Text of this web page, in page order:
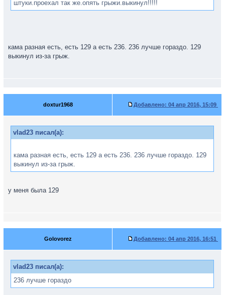
штуки.проехал так же.опять грыжи.выкинул!!!!!
кама разная есть, есть 129 а есть 236. 236 лучше гораздо. 129
выкинул из-за грыж.
doxtur1968 Добавлено: 04 апр 2016, 15:09
vlad23 писал(а):
кама разная есть, есть 129 а есть 236. 236 лучше гораздо. 129
выкинул из-за грыж.
у меня была 129
Golovorez Добавлено: 04 апр 2016, 16:51
vlad23 писал(а):
236 лучше гораздо